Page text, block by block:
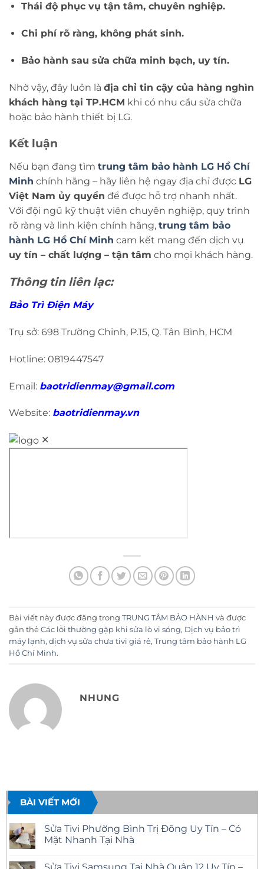
Thái độ phục vụ tận tâm, chuyên nghiệp.
Chi phí rõ ràng, không phát sinh.
Bảo hành sau sửa chữa minh bạch, uy tín.
Nhờ vậy, đây luôn là địa chỉ tin cậy của hàng nghìn
khách hàng tại TP.HCM khi có nhu cầu sửa chữa
hoặc bảo hành thiết bị LG.
Kết luận
Nếu bạn đang tìm trung tâm bảo hành LG Hồ Chí
Minh chính hãng – hãy liên hệ ngay địa chỉ được LG
Việt Nam ủy quyền để được hỗ trợ nhanh nhất.
Với đội ngũ kỹ thuật viên chuyên nghiệp, quy trình
rõ ràng và linh kiện chính hãng, trung tâm bảo
hành LG Hồ Chí Minh cam kết mang đến dịch vụ
uy tín – chất lượng – tận tâm cho mọi khách hàng.
Thông tin liên lạc:
Bảo Trì Điện Máy
Trụ sở: 698 Trường Chinh, P.15, Q. Tân Bình, HCM
Hotline: 0819447547
Email: baotridienmay@gmail.com
Website: baotridienmay.vn
✕
Bài viết này được đăng trong TRUNG TÂM BẢO HÀNH và được
gắn thẻ Các lỗi thường gặp khi sửa lò vi sóng, Dịch vụ bảo trì
máy lạnh, dịch vụ sửa chưa tivi giá rẻ, Trung tâm bảo hành LG
Hồ Chí Minh.
NHUNG
BÀI VIẾT MỚI
Sửa Tivi Phường Bình Trị Đông Uy Tín – Có
Mặt Nhanh Tại Nhà